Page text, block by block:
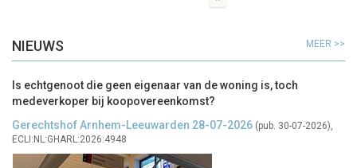
MEER >>
NIEUWS
Is echtgenoot die geen eigenaar van de woning is, toch
medeverkoper bij koopovereenkomst?
Gerechtshof Arnhem-Leeuwarden 28-07-2026 (pub. 30-07-2026),
ECLI:NL:GHARL:2026:4948